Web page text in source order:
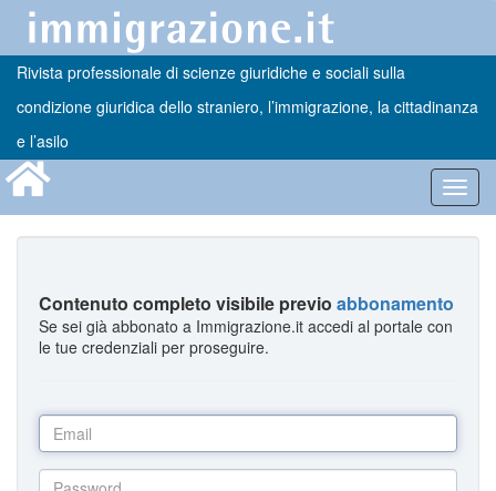
Rivista professionale di scienze giuridiche e sociali sulla
condizione giuridica dello straniero, l’immigrazione, la cittadinanza
e l’asilo
Contenuto completo visibile previo abbonamento
Se sei già abbonato a Immigrazione.it accedi al portale con
le tue credenziali per proseguire.